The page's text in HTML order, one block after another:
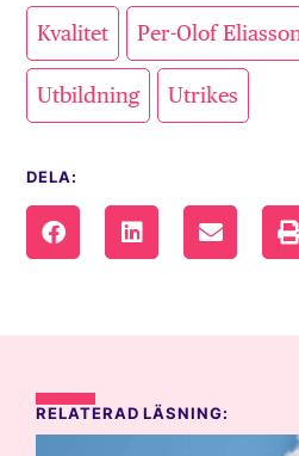
Kvalitet Per-Olof
Utbildning Utrikes
DELA:
RELATERAD LÄSNING: